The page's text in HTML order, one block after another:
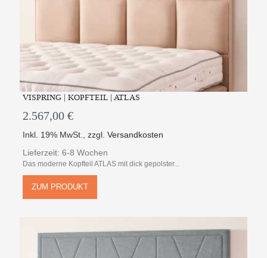
VISPRING | KOPFTEIL | ATLAS
2.567,00 €
Inkl. 19% MwSt. ,zzgl.Versandkosten
Lieferzeit: 6-8 Wochen
Das moderne Kopfteil ATLAS mit dick gepolster...
ZUM PRODUKT